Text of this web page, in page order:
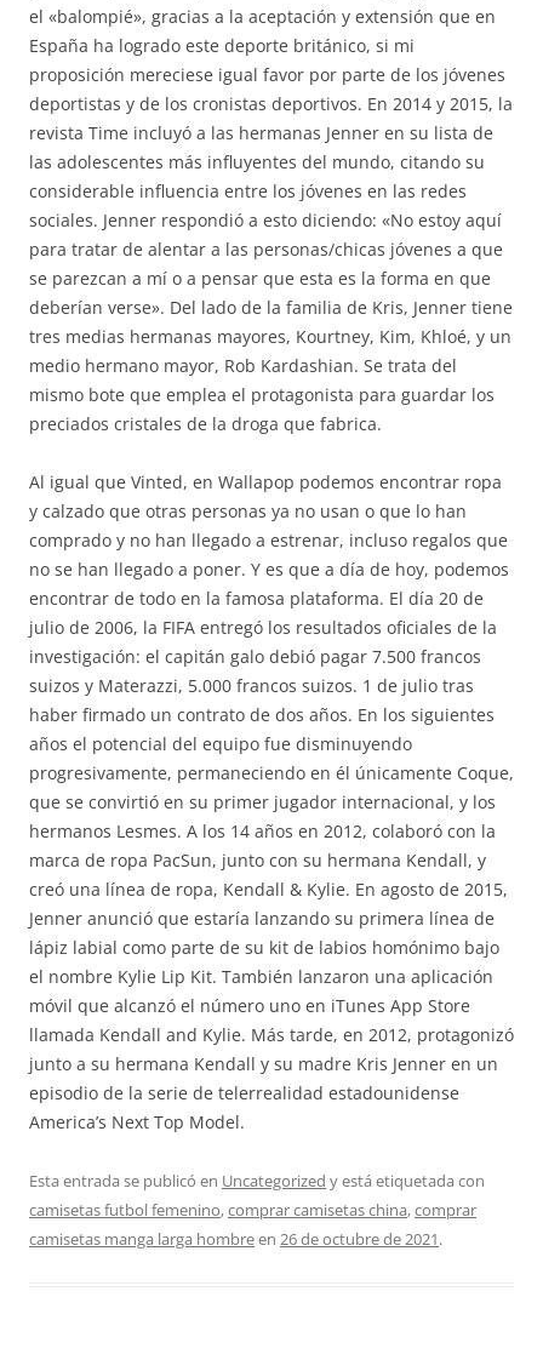
el «balompié», gracias a la aceptación y extensión que en
España ha logrado este deporte británico, si mi
proposición mereciese igual favor por parte de los jóvenes
deportistas y de los cronistas deportivos. En 2014 y 2015, la
revista Time incluyó a las hermanas Jenner en su lista de
las adolescentes más influyentes del mundo, citando su
considerable influencia entre los jóvenes en las redes
sociales. Jenner respondió a esto diciendo: «No estoy aquí
para tratar de alentar a las personas/chicas jóvenes a que
se parezcan a mí o a pensar que esta es la forma en que
deberían verse». Del lado de la familia de Kris, Jenner tiene
tres medias hermanas mayores, Kourtney, Kim, Khloé, y un
medio hermano mayor, Rob Kardashian. Se trata del
mismo bote que emplea el protagonista para guardar los
preciados cristales de la droga que fabrica.
Al igual que Vinted, en Wallapop podemos encontrar ropa
y calzado que otras personas ya no usan o que lo han
comprado y no han llegado a estrenar, incluso regalos que
no se han llegado a poner. Y es que a día de hoy, podemos
encontrar de todo en la famosa plataforma. El día 20 de
julio de 2006, la FIFA entregó los resultados oficiales de la
investigación: el capitán galo debió pagar 7.500 francos
suizos y Materazzi, 5.000 francos suizos. 1 de julio tras
haber firmado un contrato de dos años. En los siguientes
años el potencial del equipo fue disminuyendo
progresivamente, permaneciendo en él únicamente Coque,
que se convirtió en su primer jugador internacional, y los
hermanos Lesmes. A los 14 años en 2012, colaboró con la
marca de ropa PacSun, junto con su hermana Kendall, y
creó una línea de ropa, Kendall & Kylie. En agosto de 2015,
Jenner anunció que estaría lanzando su primera línea de
lápiz labial como parte de su kit de labios homónimo bajo
el nombre Kylie Lip Kit. También lanzaron una aplicación
móvil que alcanzó el número uno en iTunes App Store
llamada Kendall and Kylie. Más tarde, en 2012, protagonizó
junto a su hermana Kendall y su madre Kris Jenner en un
episodio de la serie de telerrealidad estadounidense
America’s Next Top Model.
Esta entrada se publicó en Uncategorized y está etiquetada con
camisetas futbol femenino,comprar camisetas china,comprar
camisetas manga larga hombreen 26 de octubre de 2021.